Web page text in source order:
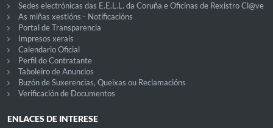
Sedes electrónicas das E.E.L.L. da Coruña e Oficinas de Rexistro Cl@ve
As miñas xestións - Notificacións
Portal de Transparencia
Impresos xerais
Calendario Oficial
Perfil do Contratante
Taboleiro de Anuncios
Buzón de Suxerencias, Queixas ou Reclamacións
Verificación de Documentos
ENLACES DE INTERESE